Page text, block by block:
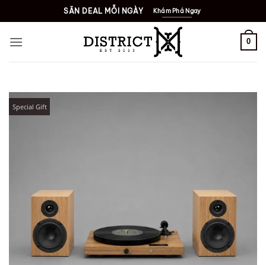
qua
nội
SĂN DEAL MỖI NGÀY Khám Phá Ngay
0
Special Gift